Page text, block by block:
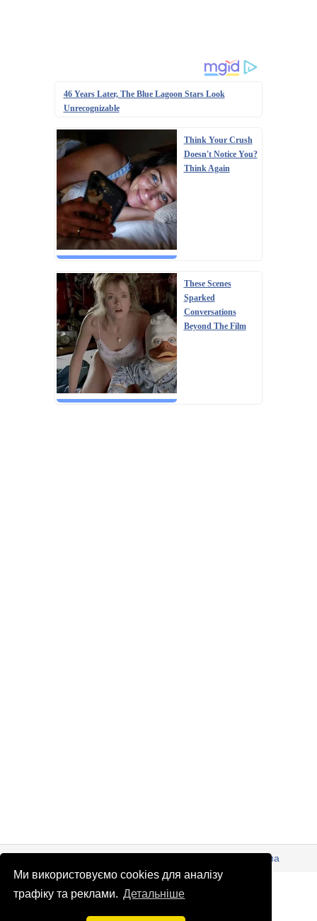
Ми використовуємо cookies для аналізу
трафіку та реклами. Детальніше
46 Years Later, The Blue Lagoon Stars Look
Unrecognizable
Think Your Crush
Doesn't Notice You?
Think Again
These Scenes
Sparked
Conversations
Beyond The Film
© Патріоти України 2026 Правова інформація
Реклама
info@patrioty.org.ua